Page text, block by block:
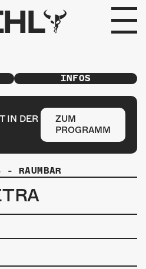
INFOS
IN DER
ZUM
PROGRAMM
- RAUMBAR